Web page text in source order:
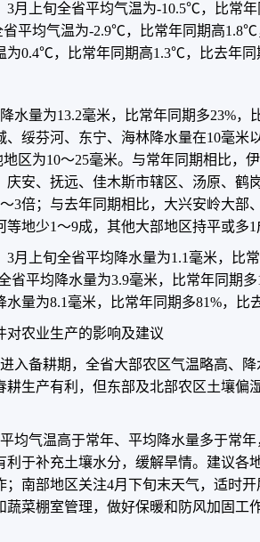
3月上旬全省平均气温为-10.5℃，比常
平均气温为-2.9℃，比常年同期高1.8℃
为0.4℃，比常年同期高1.3℃，比去年同
水量为13.2毫米，比常年同期多23%，
、绥芬河、东宁、海林降水量在10毫米
区为10～25毫米。与常年同期相比，
庆安、抚远、佳木斯市辖区、汤原、鹤
3倍；与去年同期相比，大兴安岭大部
地少1～9成，其他大部地区持平或多1
3月上旬全省平均降水量为1.1毫米，比
省平均降水量为3.9毫米，比常年同期
量为8.1毫米，比常年同期多81%，比
对农业生产的影响及建议
入备耕期，全省大部农区气温略高、
耕生产有利，但东部及北部农区土壤偏
均气温高于常年、平均降水量多于常
利于补充土壤水分，缓解旱情。建议各
；南部地区关注4月下旬末天气，适时
菜棚室管理，做好保暖和防风加固工作